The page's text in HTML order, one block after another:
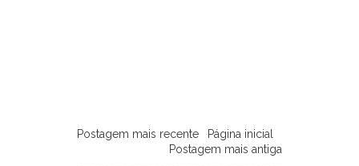
Postagem mais recente
Postagem mais antiga
Página inicial